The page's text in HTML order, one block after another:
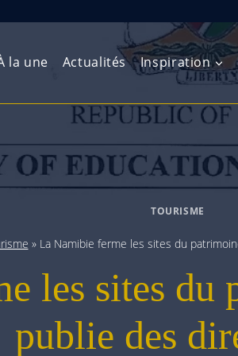
la une Actualités Inspiration
Europe de l’Ouest
Europe du Nord
Balkans
Amérique
Amérique
TOURISME
» La Namibie ferme les sites du
les sites du
publie des